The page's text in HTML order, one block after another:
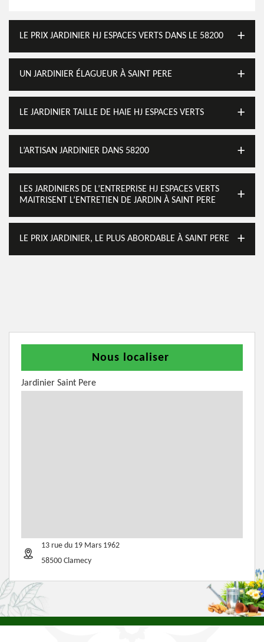
LE PRIX JARDINIER HJ ESPACES VERTS DANS LE 58200
UN JARDINIER ÉLAGUEUR À SAINT PERE
LE JARDINIER TAILLE DE HAIE HJ ESPACES VERTS
L’ARTISAN JARDINIER DANS 58200
LES JARDINIERS DE L’ENTREPRISE HJ ESPACES VERTS
MAITRISENT L’ENTRETIEN DE JARDIN À SAINT PERE
LE PRIX JARDINIER, LE PLUS ABORDABLE À SAINT PERE
Nous localiser
Jardinier Saint Pere
13 rue du 19 Mars 1962
58500 Clamecy